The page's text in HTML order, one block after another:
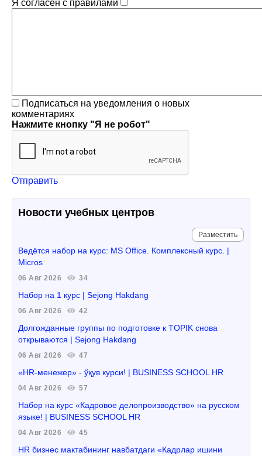
Я согласен с правилами
Подписаться на уведомления о новых
комментариях
Нажмите кнопку "Я не робот"
Отправить
Новости учебных центров
Разместить
Ведётся набор на курс: MS Office. Комплексный курс. |
Micros
06 Авг 2026 34
Набор на 1 курс | Sejong Hakdang
06 Авг 2026 42
Долгожданные группы по подготовке к TOPIK снова
открываются | Sejong Hakdang
06 Авг 2026 47
«HR-менежер» - ўқув курси! | BUSINESS SCHOOL HR
04 Авг 2026 57
Набор на курс «Кадровое делопроизводство» на русском
языке! | BUSINESS SCHOOL HR
04 Авг 2026 45
HR бизнес мактабининг навбатдаги «Кадрлар ишини